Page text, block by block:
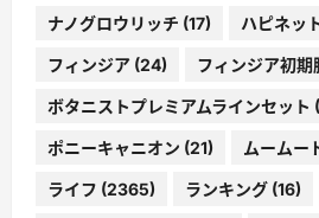
ナノグロウリッチ (17) ハピネッ
フィンジア (24) フィンジア初期
ボタニストプレミアムラインセット
ポニーキャニオン (21) ムームー
ライフ (2365) ランキング (16)